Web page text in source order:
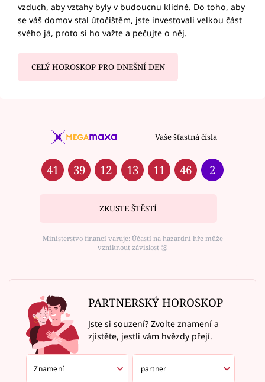
vzduch, aby vztahy byly v budoucnu klidné. Do toho, aby
se váš domov stal útočištěm, jste investovali velkou část
svého já, proto si ho važte a pečujte o něj.
CELÝ HOROSKOP PRO DNEŠNÍ DEN
Vaše šťastná čísla
41 39 12 13 11 46 2
ZKUSTE ŠTĚSTÍ
Ministerstvo financí varuje: Účastí na hazardní hře může
vzniknout závislost ⑱
PARTNERSKÝ HOROSKOP
Jste si souzení? Zvolte znamení a
zjistěte, jestli vám hvězdy přejí.